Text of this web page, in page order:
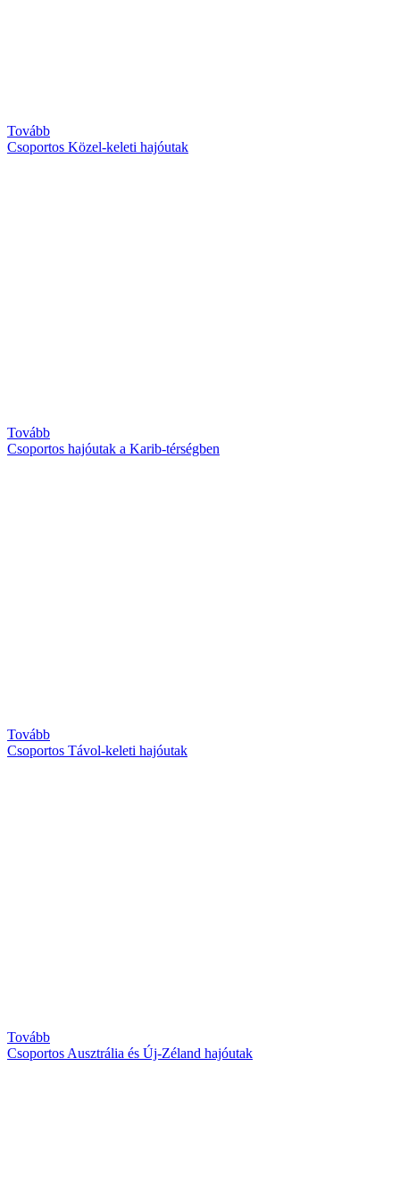
Tovább
Csoportos Közel-keleti hajóutak
Tovább
Csoportos hajóutak a Karib-térségben
Tovább
Csoportos Távol-keleti hajóutak
Tovább
Csoportos Ausztrália és Új-Zéland hajóutak